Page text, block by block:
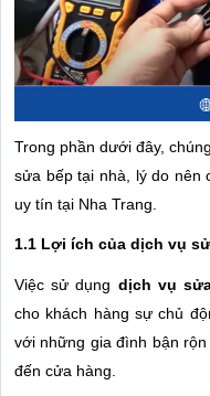
Trong phần dưới đây,
sửa bếp tại nhà, lý do nên
uy tín tại Nha Trang.
1.1 Lợi ích của dịch vụ
Việc sử dụng dịch vụ
cho khách hàng sự chủ
với những gia đình bận
đến cửa hàng.